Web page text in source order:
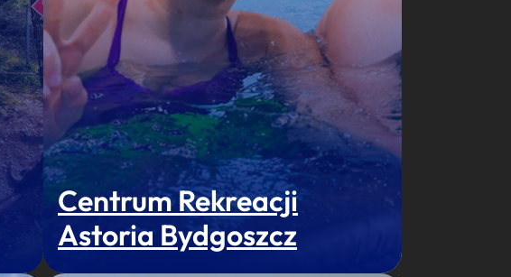
Centrum Rekreacji
Astoria Bydgoszcz